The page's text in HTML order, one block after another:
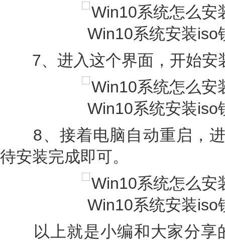
7、进入这个界面，开始安
8、接着电脑自动重启，进
待安装完成即可。
以上就是小编和大家分享